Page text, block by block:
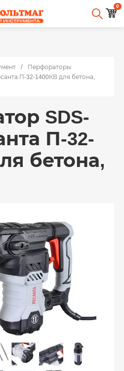
0
Перфораторы
П-32-1400КВ для бетона,
SDS-
П-32-
бетона,